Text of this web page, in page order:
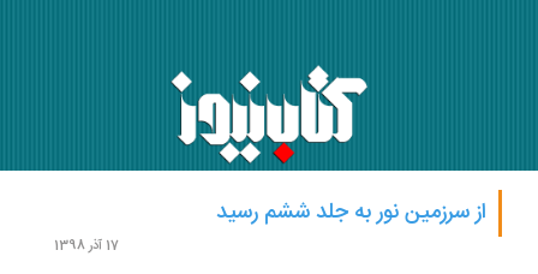
از سرزمین نور به جلد ششم رسید
17 آذر 1398